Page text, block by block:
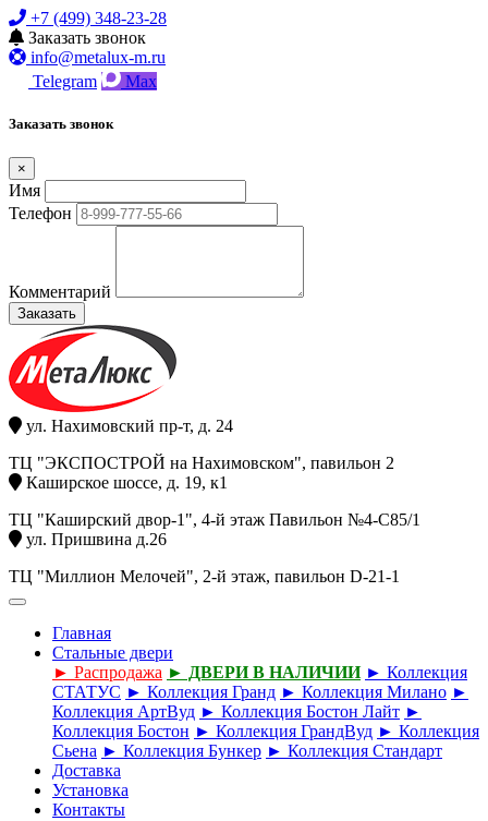
+7 (499) 348-23-28
Заказать звонок
info@metalux-m.ru
Telegram
Max
Заказать звонок
×
Имя
Телефон
Комментарий
Заказать
ул. Нахимовский пр-т, д. 24
ТЦ "ЭКСПОСТРОЙ на Нахимовском", павильон 2
Каширское шоссе, д. 19, к1
ТЦ "Каширский двор-1", 4-й этаж Павильон №4-С85/1
ул. Пришвина д.26
ТЦ "Миллион Мелочей", 2-й этаж, павильон D-21-1
Главная
Стальные двери
► Распродажа ► ДВЕРИ В НАЛИЧИИ ► Коллекция
СТАТУС ► Коллекция Гранд ► Коллекция Милано ►
Коллекция АртВуд ► Коллекция Бостон Лайт ►
Коллекция Бостон ► Коллекция ГрандВуд ► Коллекция
Сьена ► Коллекция Бункер ► Коллекция Стандарт
Доставка
Установка
Контакты